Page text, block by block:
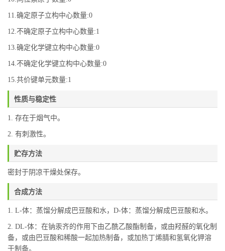
11.确定原子立构中心数量:0
12.不确定原子立构中心数量:1
13.确定化学键立构中心数量:0
14.不确定化学键立构中心数量:0
15.共价键单元数量:1
性质与稳定性
1. 存在于烟气中。
2. 有刺激性。
贮存方法
密封于阴凉干燥处保存。
合成方法
1. L-体：蒸馏分解成巴豆酸和水，D-体：蒸馏分解成巴豆酸和水。
2. DL-体：在钠汞齐的作用下由乙酰乙酸酯制备，或由羟醛的氧化制
备，或由巴豆酸和稀酸一起加热制备，或加热丁烯腈和氢氧化钾溶
于制备。